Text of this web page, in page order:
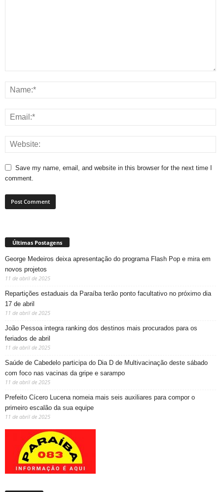
Save my name, email, and website in this browser for the next time I
comment.
Últimas Postagens
George Medeiros deixa apresentação do programa Flash Pop e mira em
novos projetos
11 de abril de 2025
Repartições estaduais da Paraíba terão ponto facultativo no próximo dia
17 de abril
11 de abril de 2025
João Pessoa integra ranking dos destinos mais procurados para os
feriados de abril
11 de abril de 2025
Saúde de Cabedelo participa do Dia D de Multivacinação deste sábado
com foco nas vacinas da gripe e sarampo
11 de abril de 2025
Prefeito Cícero Lucena nomeia mais seis auxiliares para compor o
primeiro escalão da sua equipe
11 de abril de 2025